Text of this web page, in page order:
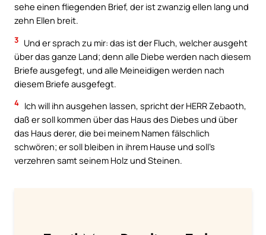
sehe einen fliegenden Brief, der ist zwanzig ellen lang und
zehn Ellen breit.
3 Und er sprach zu mir: das ist der Fluch, welcher ausgeht
über das ganze Land; denn alle Diebe werden nach diesem
Briefe ausgefegt, und alle Meineidigen werden nach
diesem Briefe ausgefegt.
4 Ich will ihn ausgehen lassen, spricht der HERR Zebaoth,
daß er soll kommen über das Haus des Diebes und über
das Haus derer, die bei meinem Namen fälschlich
schwören; er soll bleiben in ihrem Hause und soll’s
verzehren samt seinem Holz und Steinen.